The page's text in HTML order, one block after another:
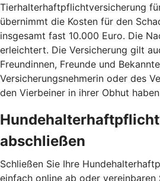
Tierhalterhaftpflichtversicherung
übernimmt die Kosten für den
insgesamt fast 10.000 Euro. Die
erleichtert. Die Versicherung gilt
Freundinnen, Freunde und
Versicherungsnehmerin oder des
den Vierbeiner in ihrer Obhut
abschließen
Schließen Sie Ihre
einfach online ab oder vereinbaren